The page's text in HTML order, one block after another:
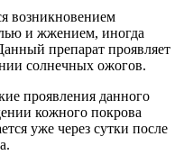
возникновением
и жжением, иногда
препарат проявляет
солнечных ожогов.
проявления данного
кожного покрова
уже через сутки после